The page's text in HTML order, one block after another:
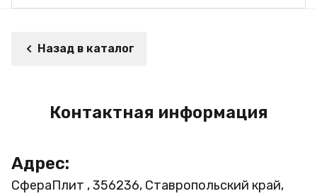
Назад в каталог
Контактная информация
Адрес:
СфераПлит , 356236, Ставропольский край,